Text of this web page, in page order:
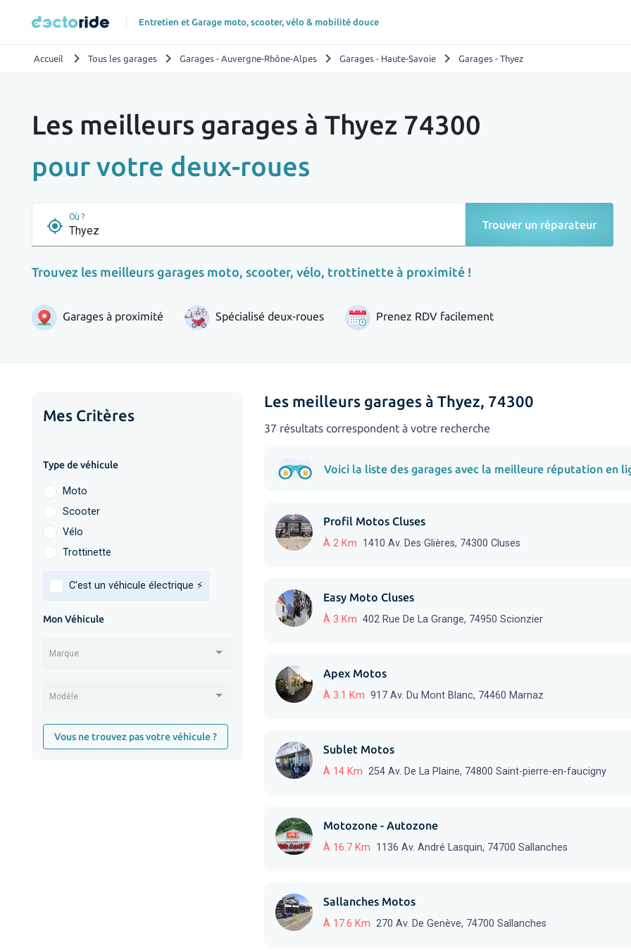
Entretien et Garage moto, scooter, vélo & mobilité douce
Accueil chevron_right Tous les garages chevron_right Garages - Auvergne-Rhône-Alpes chevron_right Garages - Haute-Savoie chevron_right Garages - Thyez
Les meilleurs garages à Thyez 74300
pour votre deux-roues
my_location
Où ?
Trouver un réparateur
Trouvez les meilleurs garages moto, scooter, vélo, trottinette à proximité !
Garages à proximité Spécialisé deux-roues Prenez RDV facilement
Mes Critères
Type de véhicule
Moto
Scooter
Vélo
Trottinette
C'est un véhicule électrique ⚡️
Mon Véhicule
Marque
Modèle
Vous ne trouvez pas votre véhicule ?
Les meilleurs garages à Thyez, 74300
37 résultats correspondent à votre recherche
Voici la liste des garages avec la meilleure réputation en
Profil Motos Cluses
À 2 Km 1410 Av. Des Glières, 74300 Cluses
Easy Moto Cluses
À 3 Km 402 Rue De La Grange, 74950 Scionzier
Apex Motos
À 3.1 Km 917 Av. Du Mont Blanc, 74460 Marnaz
Sublet Motos
À 14 Km 254 Av. De La Plaine, 74800 Saint-pierre-en-faucigny
Motozone - Autozone
À 16.7 Km 1136 Av. André Lasquin, 74700 Sallanches
Sallanches Motos
À 17.6 Km 270 Av. De Genève, 74700 Sallanches